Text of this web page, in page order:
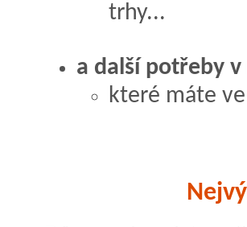
trhy...
a další potřeby
které máte